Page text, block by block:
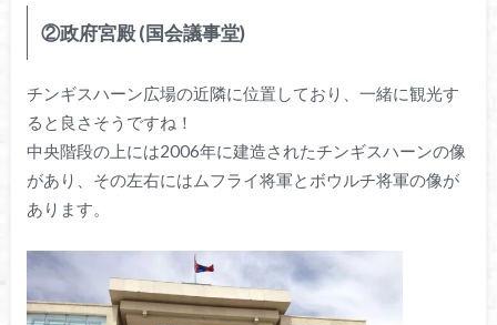
②政府宮殿 (国会議事堂)
チンギスハーン広場の近隣に位置しており、一緒に観光す
ると良さそうですね！
中央階段の上には2006年に建造されたチンギスハーンの像
があり、その左右にはムフライ将軍とボウルチ将軍の像が
あります。